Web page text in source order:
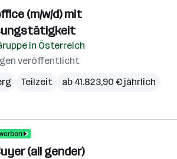
(m/w/d) mit
in Österreich
veröffentlicht
Teilzeit ab 41.823,90 € jährlich
(all gender)